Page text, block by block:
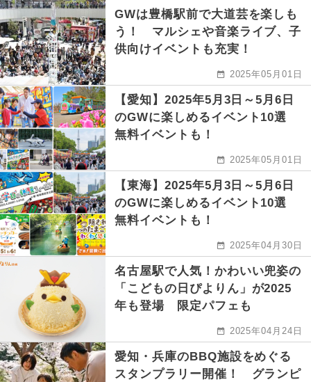
GWは豊橋駅前で大道芸を楽しも
う！ マルシェや音楽ライブ、子
供向けイベントも充実！
2025年05月01日
【愛知】2025年5月3日～5月6日
のGWに楽しめるイベント10選
無料イベントも！
2025年05月01日
【東海】2025年5月3日～5月6日
のGWに楽しめるイベント10選
無料イベントも！
2025年04月30日
名古屋駅で人気！かわいい兜姿の
「こどもの日ぴよりん」が2025
年も登場 限定パフェも
2025年04月24日
愛知・兵庫のBBQ施設をめぐる
スタンプラリー開催！ グランピ